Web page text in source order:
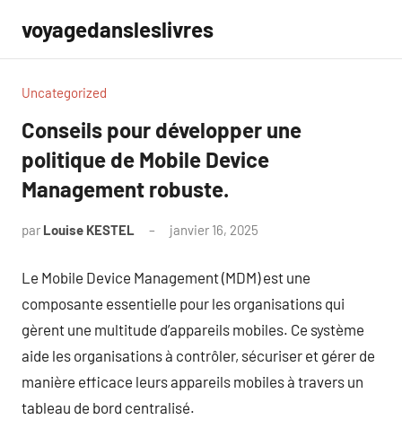
contenu
voyagedansleslivres
Uncategorized
Conseils pour développer une
politique de Mobile Device
Management robuste.
par Louise KESTEL janvier 16, 2025
Le Mobile Device Management (MDM) est une
composante essentielle pour les organisations qui
gèrent une multitude d’appareils mobiles. Ce système
aide les organisations à contrôler, sécuriser et gérer de
manière efficace leurs appareils mobiles à travers un
tableau de bord centralisé.